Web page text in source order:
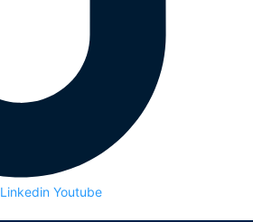
Linkedin Youtube